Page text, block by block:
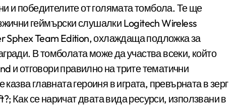
и победителите от голямата томбола. Те ще
геймърски слушалки Logitech Wireless
Sphex Team Edition, охлаждаща подложка за
В томболата може да участва всеки, който
и отговори правилно на трите тематични
главната героиня в играта, превърната в зерг
Как се наричат двата вида ресурси, използвани в